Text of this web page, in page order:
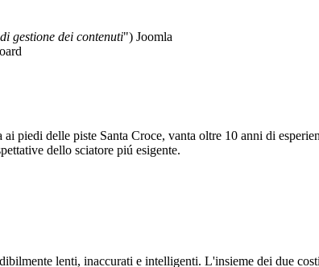
gestione dei contenuti") Joomla
piedi delle piste Santa Croce, vanta oltre 10 anni di
dello sciatore piú esigente.
lenti, inaccurati e intelligenti. L'insieme dei due